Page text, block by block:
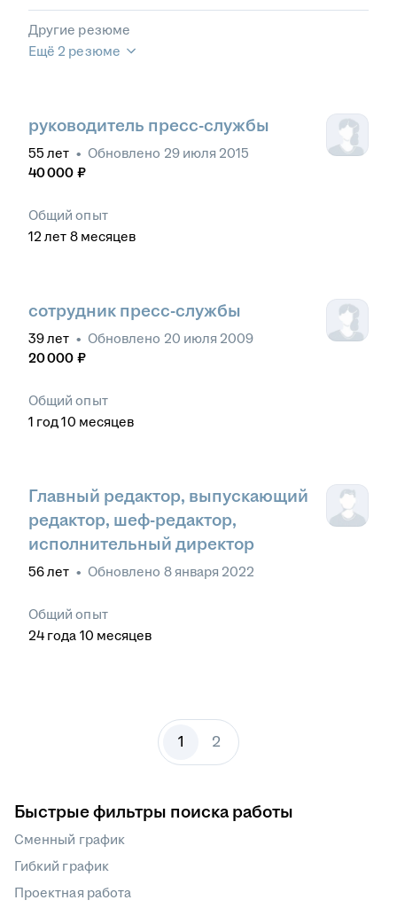
Другие резюме
Ещё 2 резюме
руководитель пресс-службы
55 лет • Обновлено 29 июля 2015
40 000 ₽
Общий опыт
12 лет 8 месяцев
сотрудник пресс-службы
39лет • Обновлено 20 июля 2009
20 000 ₽
Общий опыт
1 год 10 месяцев
Главный редактор, выпускающий
редактор, шеф-редактор,
исполнительный директор
56лет • Обновлено 8 января 2022
Общий опыт
24 года 10 месяцев
1 2
Быстрые фильтры поиска работы
Сменный график
Гибкий график
Проектная работа